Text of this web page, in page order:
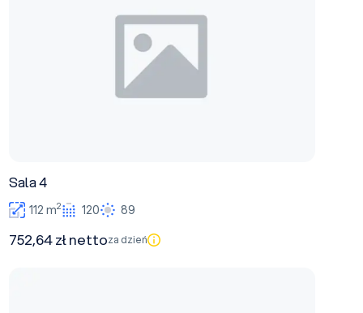
Sala 4
112 m2 120 89
752,64 zł nettoza dzień